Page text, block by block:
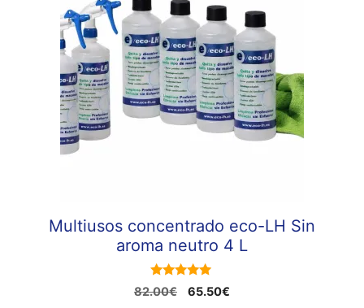
Multiusos concentrado eco-LH Sin
aroma neutro 4 L
5.00
de 5
82.00€
El
65.50€